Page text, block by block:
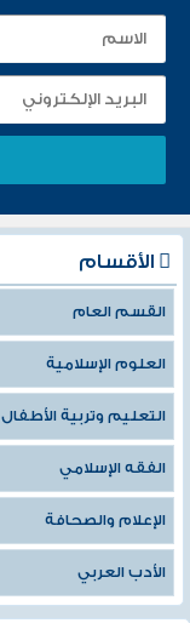
الأقسام
القسم العام
العلوم الإسلامية
التعليم وتربية الأطفال
الفقه الإسلامي
الإعلام والصحافة
الأدب العربي